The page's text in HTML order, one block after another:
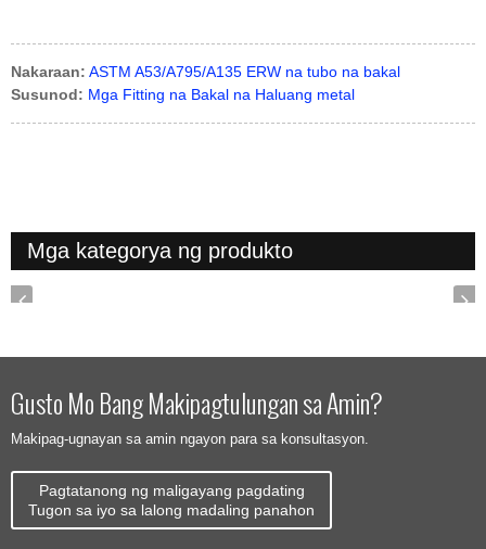
Nakaraan: ASTM A53/A795/A135 ERW na tubo na bakal
Susunod: Mga Fitting na Bakal na Haluang metal
Mga kategorya ng produkto
Gusto Mo Bang Makipagtulungan sa Amin?
Makipag-ugnayan sa amin ngayon para sa konsultasyon.
Pagtatanong ng maligayang pagdating
Tugon sa iyo sa lalong madaling panahon